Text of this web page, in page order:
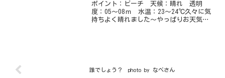
ポイント：ビーチ 天候：晴れ 透明
度：05～08ｍ 水温：23～24℃久々に気
持ちよく晴れました～やっぱりお天気よ
誰でしょう？ photo by なべさん